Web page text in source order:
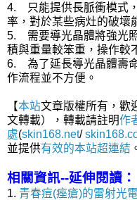
4. 只能提供長脈衝模式
率，對於某些病灶的破壞
5. 需要導光晶體將強光
積與重量較笨重，操作較
6. 為了延長導光晶體壽
作流程並不方便。
【本站文章版權所有，歡
文轉載），轉載請註明作
處(skin168.net/
並提供有效的本站超連結
相關資訊--延伸閱讀：
1. 青春痘(痤瘡)的雷射光